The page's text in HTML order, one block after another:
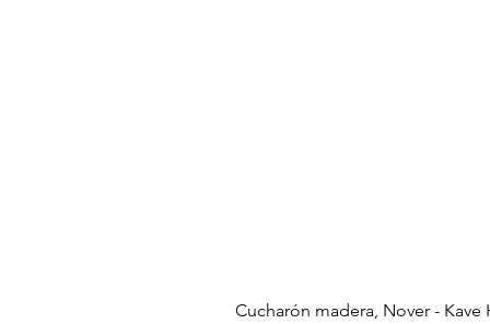
Cucharón madera, Nover - Kave